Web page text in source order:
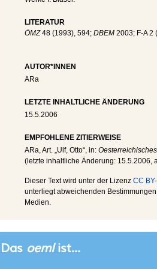
LITERATUR
ÖMZ48 (1993), 594; DBEM 2003; F-A 2
AUTOR*INNEN
ARa
LETZTE INHALTLICHE ÄNDERUNG
15.5.2006
EMPFOHLENE ZITIERWEISE
ARa, Art. „Ulf, Otto“, in:
(letzte inhaltliche Änderung: 15.5.2006,
Dieser Text wird unter der Lizenz CC
unterliegt abweichenden
Medien.
Das oemlist...